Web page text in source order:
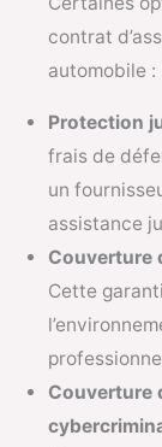
contrat
automobile :
Protection
frais de
un
assistance
Couverture
Cette
Couverture